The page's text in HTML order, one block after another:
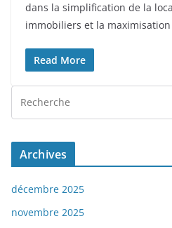
dans la simplification de la
immobiliers et la
Read More
Archives
décembre 2025
novembre 2025